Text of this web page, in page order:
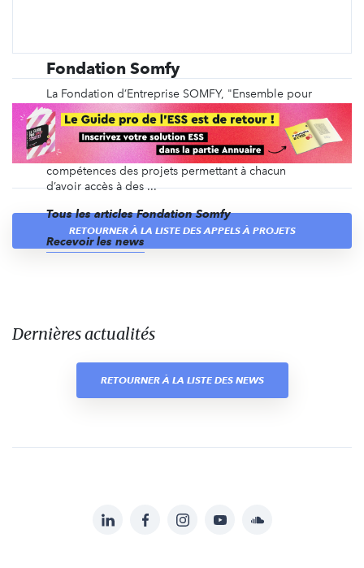
Fondation Somfy
La Fondation d’Entreprise SOMFY, "Ensemble pour
mieux habiter la planète", a pour vocation de
participer à la construction d’un monde meilleur
pour les générations à venir. Elle soutient
financièrement mais aussi par un mécénat de
compétences des projets permettant à chacun
d’avoir accès à des ...
Tous les articles Fondation Somfy
Recevoir les news
RETOURNER À LA LISTE DES APPELS À PROJETS
Dernières actualités
RETOURNER À LA LISTE DES NEWS
LinkedInFacebookInstagramYouTubeSoundcloud